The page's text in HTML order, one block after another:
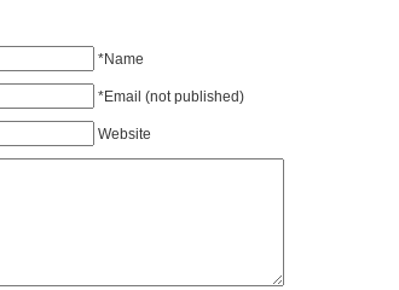
*Name
*Email (not published)
Website